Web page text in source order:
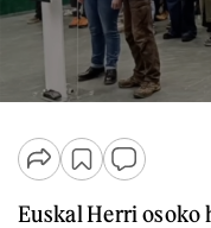
Euskal Herri osoko